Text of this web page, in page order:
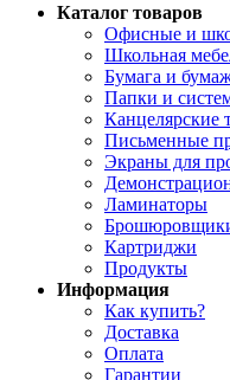
Каталог товаров
Офисные и
Школьная
Бумага и
Папки и
Канцелярские
Письменные
Экраны для
Ламинаторы
Картриджи
Продукты
Информация
Как купить?
Доставка
Оплата
Гарантии